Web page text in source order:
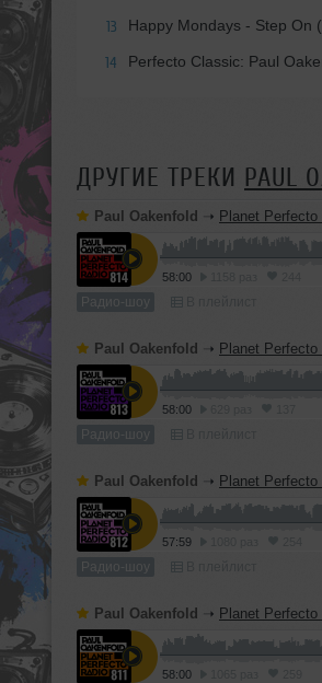
13 Happy Mondays - Step On
14 Perfecto Classic: Paul
ДРУГИЕ ТРЕКИ PAUL
Paul Oakenfold ➝ Planet
58:00
Радио-шоу
Paul Oakenfold ➝ Planet
58:00
Радио-шоу
Paul Oakenfold ➝ Planet
57:59
Радио-шоу
Paul Oakenfold ➝ Planet
58:00